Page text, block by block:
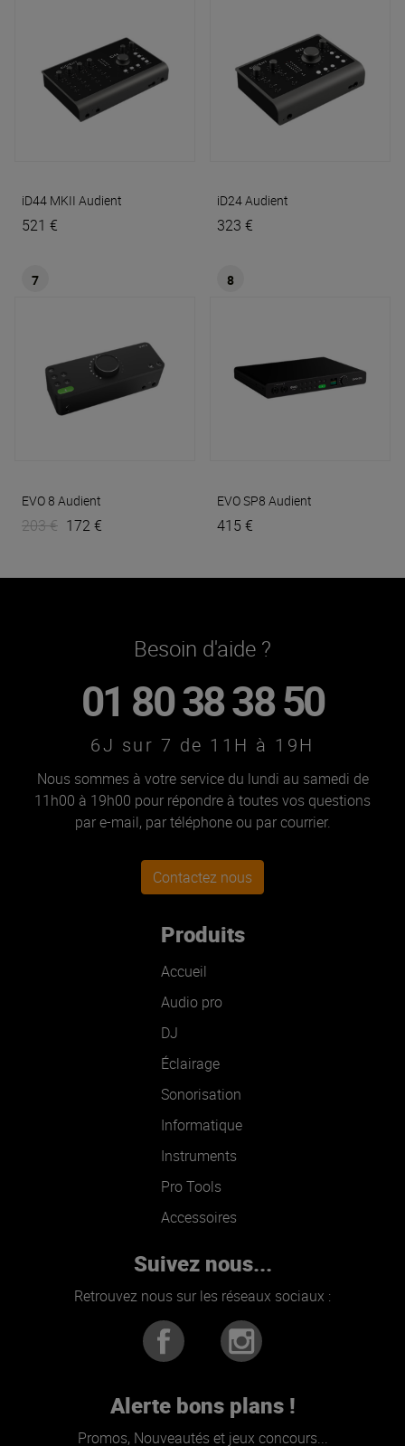
iD44 MKII Audient
521 €
iD24Audient
323 €
7
EVO 8 Audient
203 € 172 €
8
EVO SP8 Audient
415 €
Besoin d'aide ?
01 80 38 38 50
6J sur 7 de 11H à 19H
Nous sommes à votre service du lundi au samedi de
11h00 à 19h00 pour répondre à toutes vos questions
par e-mail, par téléphone ou par courrier.
Contactez nous
Produits
Accueil
Audio pro
DJ
Éclairage
Sonorisation
Informatique
Instruments
Pro Tools
Accessoires
Suivez nous...
Retrouvez nous sur les réseaux sociaux :
Alerte bons plans !
Promos, Nouveautés et jeux concours...